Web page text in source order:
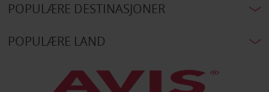
POPULÆRE DESTINASJONER
POPULÆRE LAND